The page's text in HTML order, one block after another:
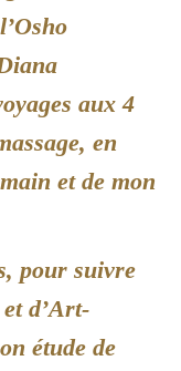
aux 4
en
et de mon
pour suivre
d’Art-
étude de